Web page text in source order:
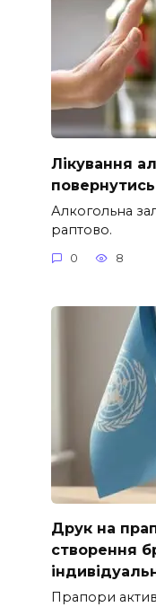
Лікування
Алкогольна
раптово.
0 8
Друк на
створення
Прапори